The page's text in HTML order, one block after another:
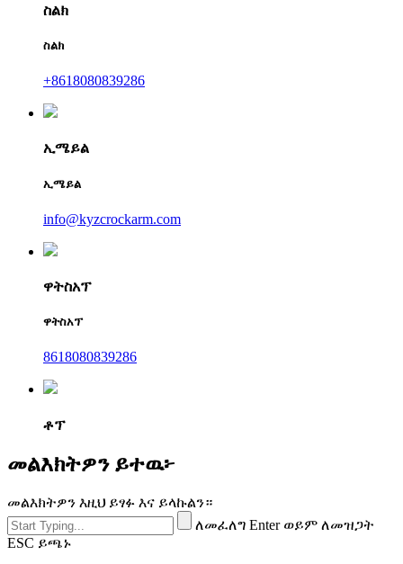
ስልክ
ስልክ
+8618080839286
ኢሜይል
ኢሜይል
info@kyzcrockarm.com
ዋትስአፕ
ዋትስአፕ
8618080839286
ቶፕ
መልእክትዎን ይተዉ፦
መልእክትዎን እዚህ ይፃፉ እና ይላኩልን።
ለመፈለግ Enter ወይም ለመዝጋት
ESC ይጫኑ